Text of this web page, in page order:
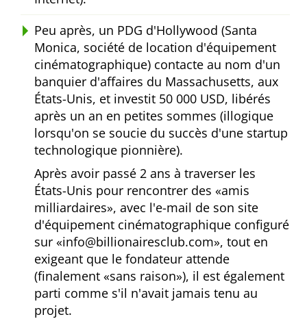
Peu après, un PDG d'Hollywood (Santa
Monica, société de location d'équipement
cinématographique) contacte au nom d'un
banquier d'affaires du Massachusetts, aux
États-Unis, et investit 50 000 USD, libérés
après un an en petites sommes (illogique
lorsqu'on se soucie du succès d'une startup
technologique pionnière).
Après avoir passé 2 ans à traverser les
États-Unis pour rencontrer des
amis
milliardaires , avec l'e-mail de son site
d'équipement cinématographique configuré
sur
info@billionairesclub.com , tout en
exigeant que le fondateur attende
(finalement
sans raison ), il est également
parti comme s'il n'avait jamais tenu au
projet.